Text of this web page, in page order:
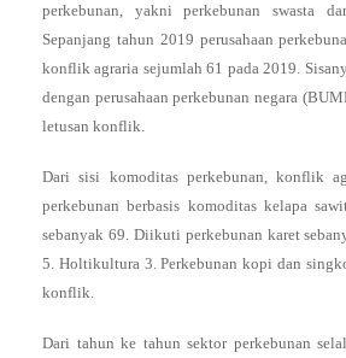
perkebunan, yakni perkebunan swasta
Sepanjang tahun 2019 perusahaan
konflik agraria sejumlah 61 pada 2019.
dengan perusahaan perkebunan negara
letusan konflik.
Dari sisi komoditas perkebunan, konflik
perkebunan berbasis komoditas kelapa
sebanyak 69. Diikuti perkebunan karet
5. Holtikultura 3. Perkebunan kopi dan
konflik.
Dari tahun ke tahun sektor perkebunan